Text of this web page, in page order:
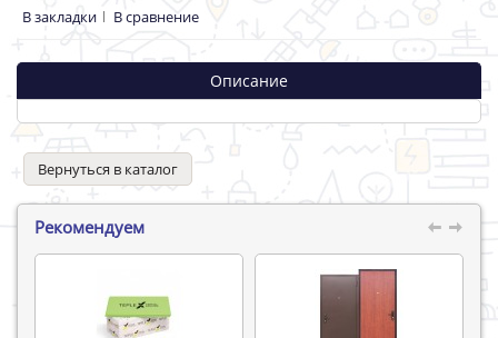
В закладки
В сравнение
Описание
Вернуться в каталог
Рекомендуем